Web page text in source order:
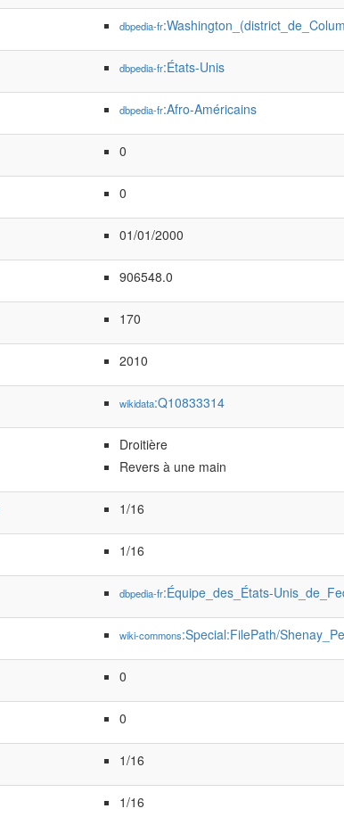
dbpedia-fr
dbpedia-fr:États-Unis
dbpedia-fr:Afro-Américains
0
0
01/01/2000
906548.0
170
2010
wikidata:Q10833314
Droitière
Revers à une main
1/16
1/16
dbpedia-fr:Équipe_des_États-
wiki-commons:Special:FilePath/
0
0
1/16
1/16